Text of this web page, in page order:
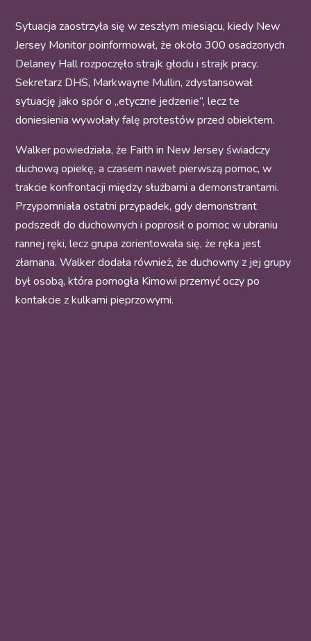
Sytuacja zaostrzyła się w zeszłym miesiącu, kiedy New
Jersey Monitor poinformował, że około 300 osadzonych
Delaney Hall rozpoczęło strajk głodu i strajk pracy.
Sekretarz DHS, Markwayne Mullin, zdystansował
sytuację jako spór o „etyczne jedzenie”, lecz te
doniesienia wywołały falę protestów przed obiektem.
Walker powiedziała, że Faith in New Jersey świadczy
duchową opiekę, a czasem nawet pierwszą pomoc, w
trakcie konfrontacji między służbami a demonstrantami.
Przypomniała ostatni przypadek, gdy demonstrant
podszedł do duchownych i poprosił o pomoc w ubraniu
rannej ręki, lecz grupa zorientowała się, że ręka jest
złamana. Walker dodała również, że duchowny z jej grupy
był osobą, która pomogła Kimowi przemyć oczy po
kontakcie z kulkami pieprzowymi.